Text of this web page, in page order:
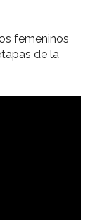
femeninos
de la